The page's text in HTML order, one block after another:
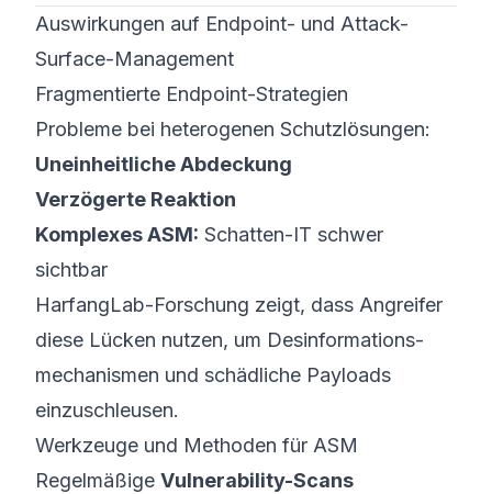
Auswirkungen auf Endpoint- und Attack-
Surface-Management
Fragmentierte Endpoint-Strategien
Probleme bei heterogenen Schutzlösungen:
Uneinheitliche Abdeckung
Verzögerte Reaktion
Komplexes ASM: Schatten-IT schwer
sichtbar
HarfangLab-Forschung zeigt, dass Angreifer
diese Lücken nutzen, um Desinformations­
mechanismen und schädliche Payloads
einzuschleusen.
Werkzeuge und Methoden für ASM
Regelmäßige Vulnerability-Scans